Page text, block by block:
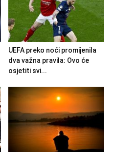
UEFA preko noći promijenila
dva važna pravila: Ovo će
osjetiti svi...